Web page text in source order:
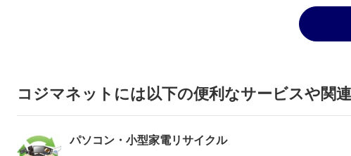
コジマネットには以下の便利なサービスや関
パソコン・小型家電リサイクル